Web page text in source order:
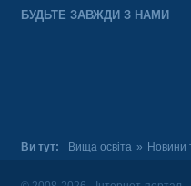
БУДЬТЕ ЗАВЖДИ З НАМИ
Ви тут: Вища освіта » Новини